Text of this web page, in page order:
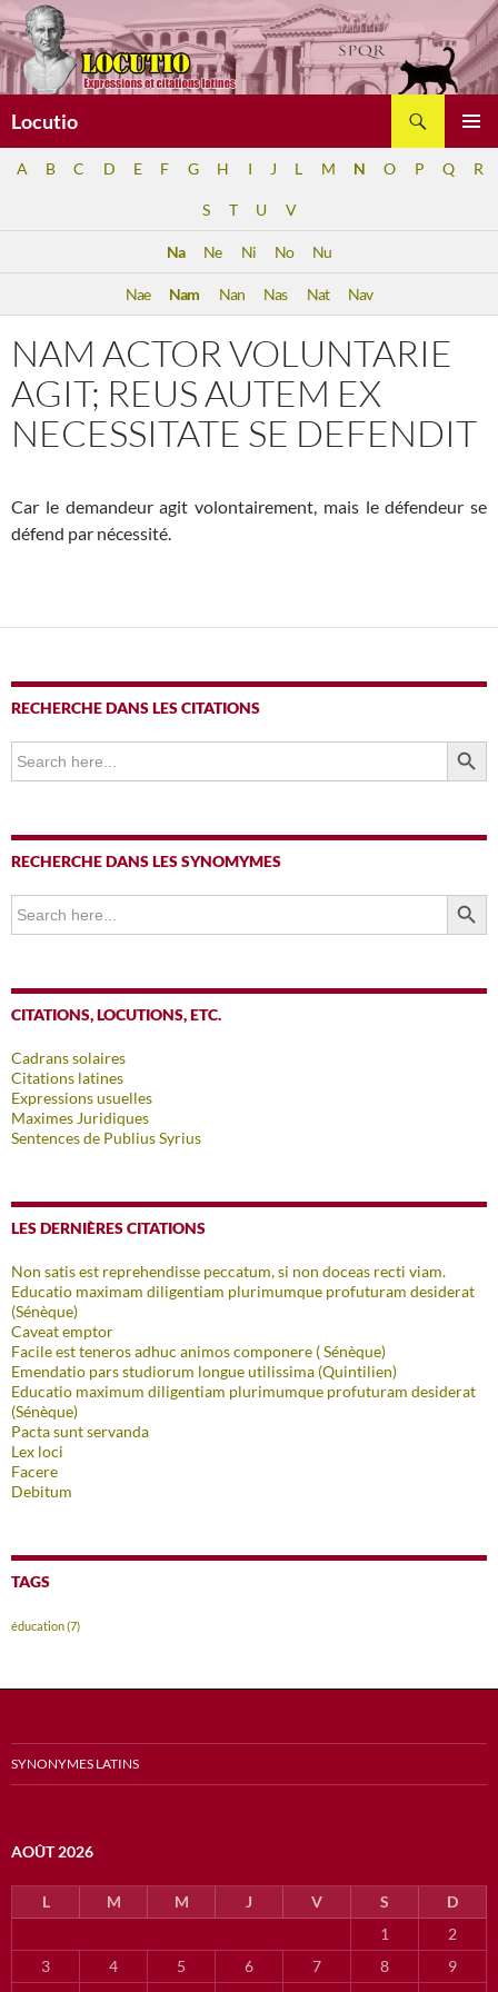
Aller
au
contenu
Locutio
A B C D E F G H I J L M N O P Q R
S T U V
Na Ne Ni No Nu
Nae Nam Nan Nas Nat Nav
NAM ACTOR VOLUNTARIE
AGIT; REUS AUTEM EX
NECESSITATE SE DEFENDIT
Car le demandeur agit volontairement, mais le défendeur se
défend par nécessité.
RECHERCHE DANS LES CITATIONS
Search
for:
SEARCH
RECHERCHE DANS LES SYNOMYMES
Search
for:
SEARCH
CITATIONS, LOCUTIONS, ETC.
Cadrans solaires
Citations latines
Expressions usuelles
Maximes Juridiques
Sentences de Publius Syrius
LES DERNIÈRES CITATIONS
Non satis est reprehendisse peccatum, si non doceas recti viam.
Educatio maximam diligentiam plurimumque profuturam desiderat
(Sénèque)
Caveat emptor
Facile est teneros adhuc animos componere ( Sénèque)
Emendatio pars studiorum longue utilissima (Quintilien)
Educatio maximum diligentiam plurimumque profuturam desiderat
(Sénèque)
Pacta sunt servanda
Lex loci
Facere
Debitum
TAGS
éducation(7)
SYNONYMES LATINS
AOÛT 2026
L M M J V S
D
1
2
3
4 5 6 7 8
9